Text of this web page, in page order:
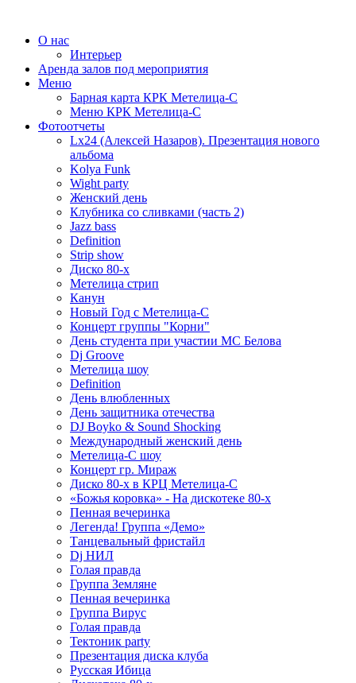
О нас
Интерьер
Аренда залов под мероприятия
Меню
Барная карта КРК Метелица-С
Меню КРК Метелица-С
Фотоотчеты
Lx24 (Алексей Назаров). Презентация нового
альбома
Kolya Funk
Wight party
Женский день
Клубника со сливками (часть 2)
Jazz bass
Definition
Strip show
Диско 80-х
Метелица стрип
Канун
Новый Год с Метелица-С
Концерт группы "Корни"
День студента при участии МС Белова
Dj Groove
Метелица шоу
Definition
День влюбленных
День защитника отечества
DJ Boyko & Sound Shocking
Международный женский день
Метелица-С шоу
Концерт гр. Мираж
Диско 80-х в КРЦ Метелица-С
«Божья коровка» - На дискотеке 80-х
Пенная вечеринка
Легенда! Группа «Демо»
Танцевальный фристайл
Dj НИЛ
Голая правда
Группа Земляне
Пенная вечеринка
Группа Вирус
Голая правда
Тектоник party
Презентация диска клуба
Русская Ибица